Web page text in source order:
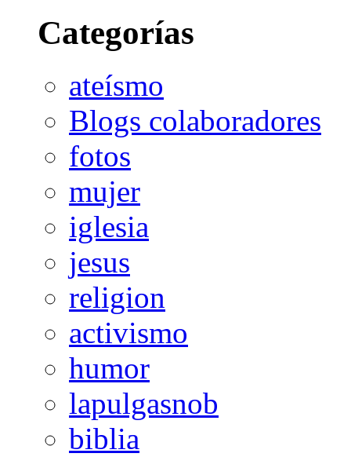
Categorías
ateísmo
Blogs colaboradores
fotos
mujer
iglesia
jesus
religion
activismo
humor
lapulgasnob
biblia